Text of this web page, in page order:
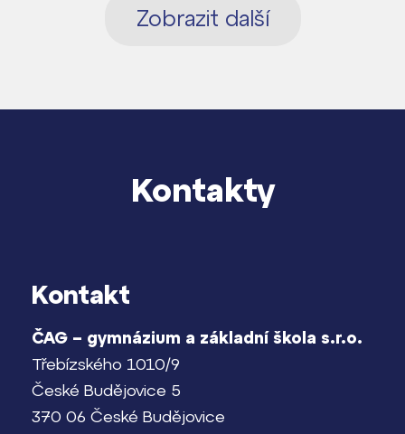
Zobrazit další
Kontakty
Kontakt
ČAG – gymnázium a základní škola s.r.o.
Třebízského 1010/9
České Budějovice 5
370 06 České Budějovice